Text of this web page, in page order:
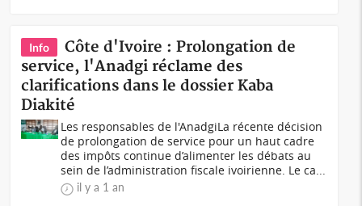
Info
Côte d'Ivoire : Prolongation de
service, l'Anadgi réclame des
clarifications dans le dossier Kaba
Diakité
Les responsables de l'AnadgiLa récente décision
de prolongation de service pour un haut cadre
des impôts continue d’alimenter les débats au
sein de l’administration fiscale ivoirienne. Le ca...
il y a 1 an